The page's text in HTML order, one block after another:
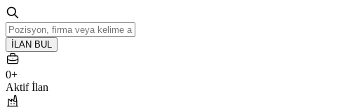
İLAN BUL
0+
Aktif İlan